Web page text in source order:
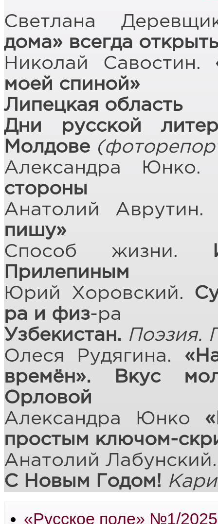
Светлана
дома» всегда
Николай Савостин.
моей спиной»
Липецкая область
Дни русской
Молдове
Александра
стороны
Анатолий
пишу»
Способ жизни.
Прилепиным
Юрий Хоровский.
ра и физ-ра
Узбекистан. Поэзия.
Олеся Рудягина.
времён». Вкус
Орловой
Александра Юнко
простым ключом-
Анатолий
С Новым Годом!
«Русское поле» №1/2025